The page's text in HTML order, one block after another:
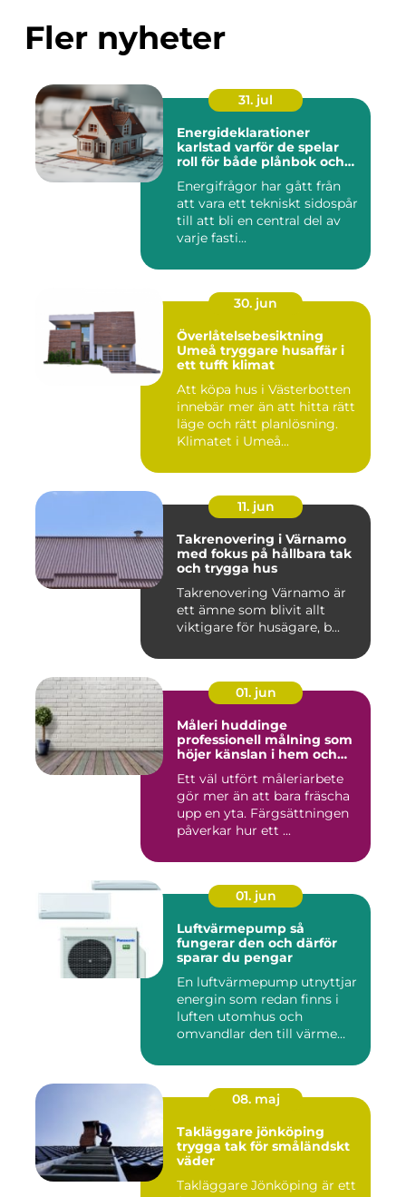
Fler nyheter
31. jul
Energideklarationer
karlstad varför de spelar
roll för både plånbok och
Energifrågor har gått från
att vara ett tekniskt sidospår
till att bli en central del av
varje fasti...
30. jun
Överlåtelsebesiktning
Umeå tryggare husaffär i
ett tufft klimat
Att köpa hus i Västerbotten
innebär mer än att hitta rätt
läge och rätt planlösning.
Klimatet i Umeå...
11. jun
Takrenovering i Värnamo
med fokus på hållbara tak
och trygga hus
Takrenovering Värnamo är
ett ämne som blivit allt
viktigare för husägare, b...
01. jun
Måleri huddinge
professionell målning som
höjer känslan i hem och
Ett väl utfört måleriarbete
gör mer än att bara fräscha
upp en yta. Färgsättningen
påverkar hur ett ...
01. jun
Luftvärmepump så
fungerar den och därför
sparar du pengar
En luftvärmepump utnyttjar
energin som redan finns i
luften utomhus och
omvandlar den till värme
08. maj
Takläggare jönköping
trygga tak för småländskt
väder
Takläggare Jönköping är ett